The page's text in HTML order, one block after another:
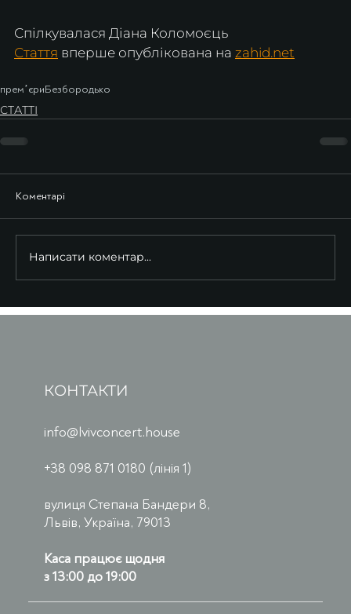
Спілкувалася Діана Коломоєць
Стаття вперше опублікована на zahid.net
премʼєриБезбородько
СТАТТІ
Коментарі
Написати коментар...
КОНТАКТИ
info@lvivconcert.house
+38 098 871 0180 (лінія 1)
вулиця Степана Бандери 8,
Львів, Україна, 79013
Каса працює щодня
з 13:00 до 19:00